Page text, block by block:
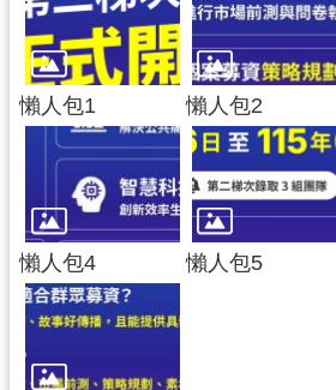
放
宣
告
懶人包1 懶人包2
懶人包4 懶人包5